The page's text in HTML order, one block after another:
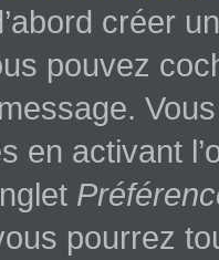
créer
pouvez
en activant
pourrez